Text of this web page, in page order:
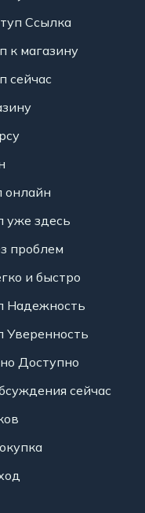
Ссылка
к магазину
сейчас
онлайн
уже здесь
проблем
и быстро
Надежность
Уверенность
Доступно
сейчас